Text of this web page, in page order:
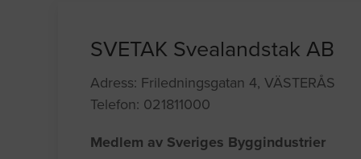
SVETAK Svealandstak AB
Adress: Friledningsgatan 4, VÄSTERÅS
Telefon: 021811000
Medlem av Sveriges Byggindustrier